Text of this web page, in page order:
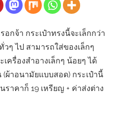
กจ้า กระเป๋าทรงนี้จะเล็กกว่า
ๆ ไป สามารถใส่ของเล็กๆ
ครื่องสำอางเล็กๆ น้อยๆ ได้
(ผ้าอนามัยแบบสอด) กระเป๋านี้
าคาก็ 19 เหรียญ + ค่าส่งต่าง